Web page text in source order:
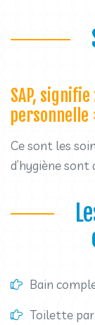
SAP,
personnelle
Ce sont les
d’hygiène sont
Bain
Toilette